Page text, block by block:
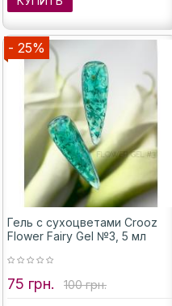
- 25%
Гель с сухоцветами Crooz
Flower Fairy Gel №3, 5 мл
75 грн. 100 грн.